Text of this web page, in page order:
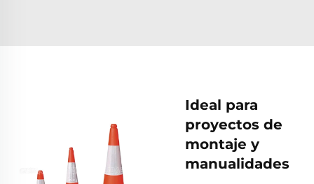
Ideal para
proyectos de
montaje y
manualidades